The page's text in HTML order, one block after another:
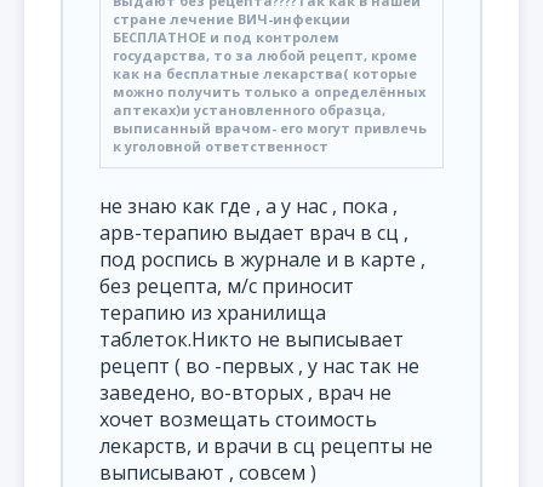
стране лечение ВИЧ-инфекции
БЕСПЛАТНОЕ и под контролем
государства, то за любой рецепт, кроме
как на бесплатные лекарства( которые
можно получить только а определённых
аптеках)и установленного образца,
выписанный врачом- его могут привлечь
к уголовной ответственност
не знаю как где , а у нас , пока ,
арв-терапию выдает врач в сц ,
под роспись в журнале и в карте ,
без рецепта, м/с приносит
терапию из хранилища
таблеток.Никто не выписывает
рецепт ( во -первых , у нас так не
заведено, во-вторых , врач не
хочет возмещать стоимость
лекарств, и врачи в сц рецепты не
выписывают , совсем )